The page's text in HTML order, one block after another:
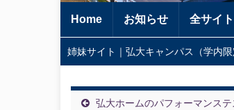
Home お知らせ 全サイ
姉妹サイト｜弘大キャンパス（学内限
弘大ホームのパフォーマンステ